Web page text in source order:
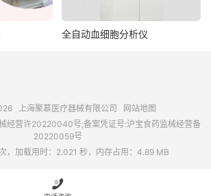
全自动血细胞分析仪
上海聚慕医疗器械有限公司
网站地图
经营许20220040号;备案凭证号:沪宝食药监械经营备
20220059号
，加载用时：2.021 秒，内存占用：4.89 MB
